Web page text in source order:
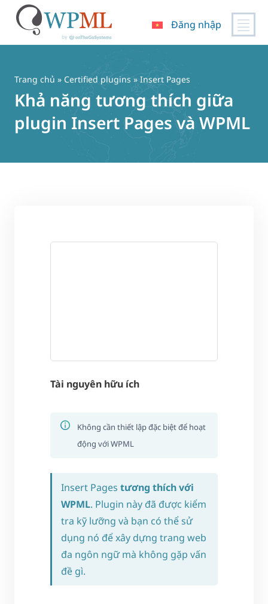
Đăng nhập
Trang chủ » Certified plugins » Insert Pages
Khả năng tương thích giữa
plugin Insert Pages và WPML
Tài nguyên hữu ích
Không cần thiết lập đặc biệt để hoạt
động với WPML
Insert Pages tương thích với
WPML. Plugin này đã được kiểm
tra kỹ lưỡng và bạn có thể sử
dụng nó để xây dựng trang web
đa ngôn ngữ mà không gặp vấn
đề gì.